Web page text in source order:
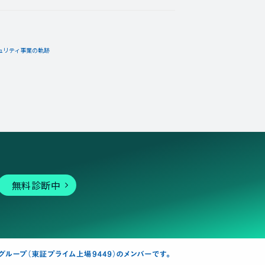
リティ事業の軌跡
無料診断中